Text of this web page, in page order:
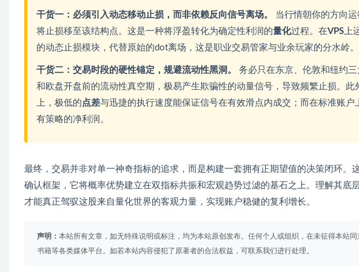
干货一：必须引入动态移动止损，而非依赖反向信号离场。
当行情朝你的方向
将止损移至该结构点。这是一种将浮盈转化为确定性利润的量化过程。在VPS 上
的动态止损模块，代替原始的dot离场，这是职业交易管家与业余玩家的分水岭。
干货二：交易时段的硬性锚定，规避流动性黑洞。
务必只在东京、伦敦和纽约
和欧盘开盘前的流动性真空期，极易产生欺骗性的动量信号，导致频繁止损。
上，极低的 点差与迅捷的执行速度能保证信号在有效滑点内成交；而在标准账
有策略的净利润。
最终，交易并非对单一神奇指标的追求，而是构建一套拥有正期望值的决策闭环。
确认框架，它将概率优势建立在双指标共振和宏观趋势过滤的基石之上。理解其底
才能真正驾驭这股来自量化世界的客观力量，实现账户稳健的复利增长。
声明： 本站所有文章，如无特殊说明或标注，均为本站原创发布。任何个人或组织，在未征得本站
书籍等各类媒体平台。如若本站内容侵犯了原著者的合法权益，可联系我们进行处理。